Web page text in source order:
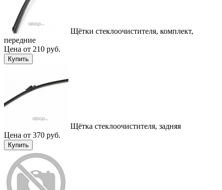
Щётки стеклоочистителя, комплект,
передние
Цена от 210 руб.
Купить
Щётка стеклоочистителя, задняя
Цена от 370 руб.
Купить